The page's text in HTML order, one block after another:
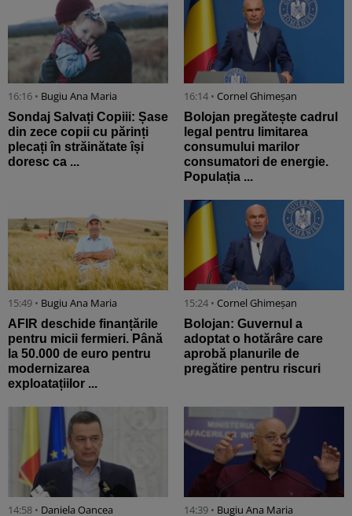
16:16 • Bugiu ⁠Ana Maria
Sondaj Salvați Copiii: Șase
din zece copii cu părinți
plecați în străinătate își
doresc ca ...
16:14 • Cornel Ghimeșan
Bolojan pregătește cadrul
legal pentru limitarea
consumului marilor
consumatori de energie.
Populația ...
15:49 • Bugiu ⁠Ana Maria
AFIR deschide finanțările
pentru micii fermieri. Până
la 50.000 de euro pentru
modernizarea
exploatațiilor ...
15:24 • Cornel Ghimeșan
Bolojan: Guvernul a
adoptat o hotărâre care
aprobă planurile de
pregătire pentru riscuri
14:58 • Daniela Oancea 14:39 • Bugiu ⁠Ana Maria